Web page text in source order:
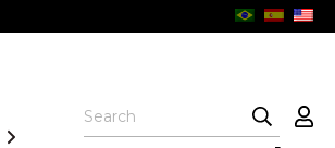
COLEÇÃO AURORA FORM COLLECTION